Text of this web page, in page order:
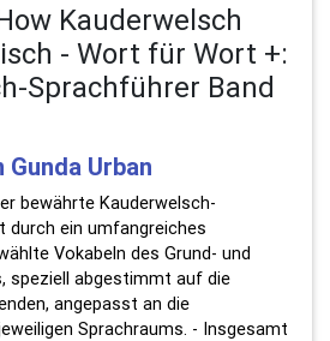
Kauderwelsch
- Wort für Wort +:
Sprachführer Band
Urban
bewährte Kauderwelsch-
durch ein umfangreiches
Vokabeln des Grund- und
speziell abgestimmt auf die
angepasst an die
Sprachraums. - Insgesamt